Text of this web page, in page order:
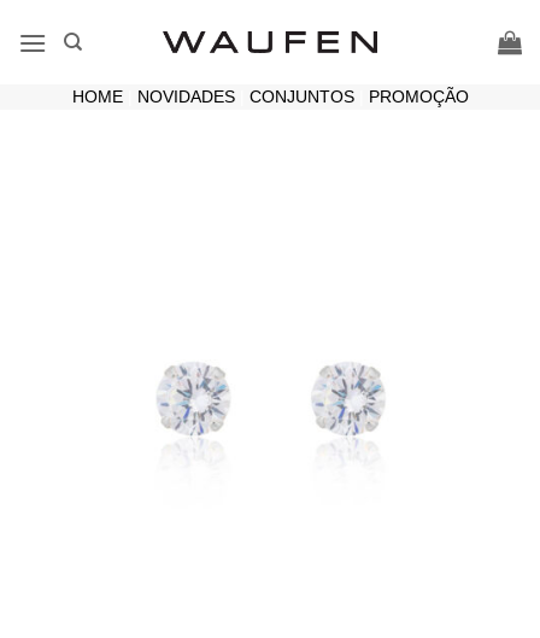
HOME| NOVIDADES| CONJUNTOS| PROMOÇÃO